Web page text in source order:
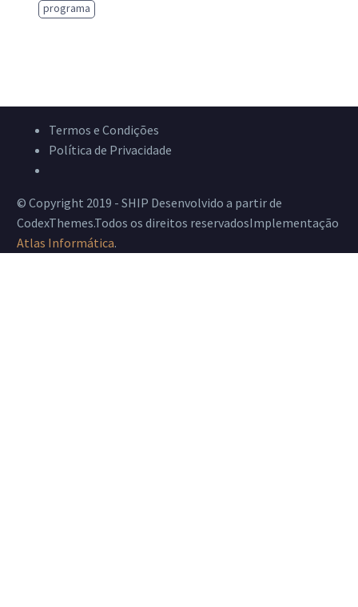
programa
Termos e Condições
Política de Privacidade
© Copyright 2019 - SHIP Desenvolvido a partir de
CodexThemes.Todos os direitos reservadosImplementação
Atlas Informática.